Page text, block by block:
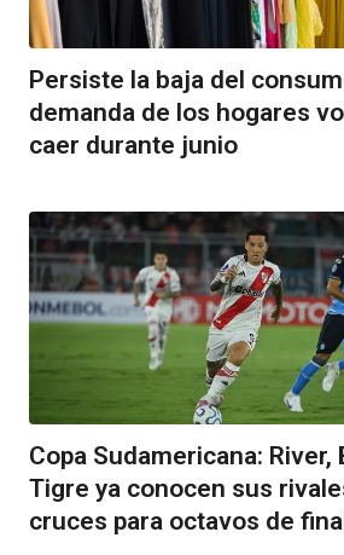
Persiste la baja del
demanda de los hogares
caer durante junio
Copa Sudamericana: River,
Tigre ya conocen sus
cruces para octavos de